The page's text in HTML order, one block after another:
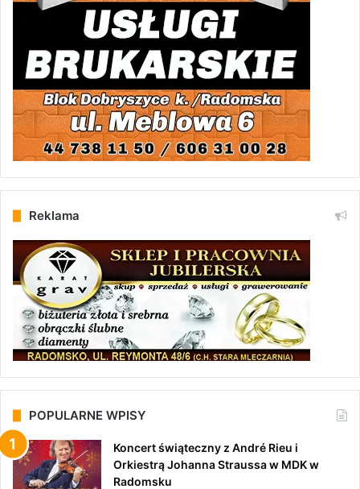
Reklama
POPULARNE WPISY
Koncert świąteczny z André Rieu i
Orkiestrą Johanna Straussa w MDK w
Radomsku